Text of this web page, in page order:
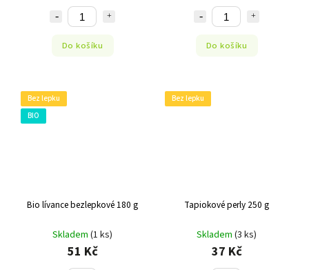
Do košíku Do košíku
Bez lepku
BIO
Bio lívance bezlepkové 180 g
Skladem (1 ks)
51 Kč
Bez lepku
Tapiokové perly 250 g
Skladem (3 ks)
37 Kč